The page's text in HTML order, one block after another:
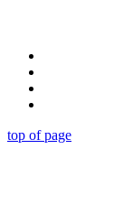
top of page